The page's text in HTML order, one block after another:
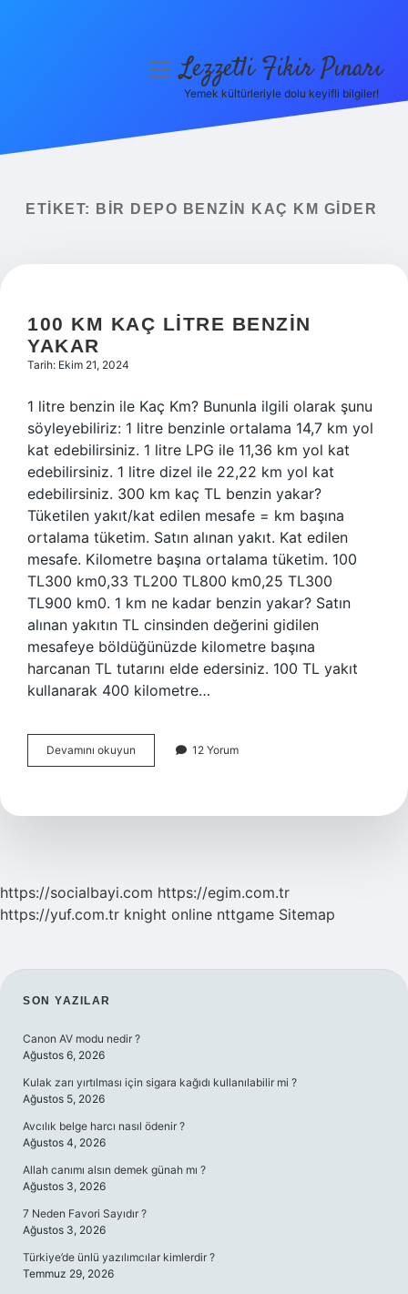
Yasal Uyarı
menüyüLezzetli Fikir Pınarı
Yemek kültürleriyle dolu keyifli bilgiler!
ETIKET: BIR DEPO BENZIN KAÇ KM GIDER
100 KM KAÇ LITRE BENZIN
YAKAR
Tarih: Ekim 21, 2024
1 litre benzin ile Kaç Km? Bununla ilgili olarak şunu
söyleyebiliriz: 1 litre benzinle ortalama 14,7 km yol
kat edebilirsiniz. 1 litre LPG ile 11,36 km yol kat
edebilirsiniz. 1 litre dizel ile 22,22 km yol kat
edebilirsiniz. 300 km kaç TL benzin yakar?
Tüketilen yakıt/kat edilen mesafe = km başına
ortalama tüketim. Satın alınan yakıt. Kat edilen
mesafe. Kilometre başına ortalama tüketim. 100
TL300 km0,33 TL200 TL800 km0,25 TL300
TL900 km0. 1 km ne kadar benzin yakar? Satın
alınan yakıtın TL cinsinden değerini gidilen
mesafeye böldüğünüzde kilometre başına
harcanan TL tutarını elde edersiniz. 100 TL yakıt
kullanarak 400 kilometre…
Devamını okuyun
Km
Benzin
12 Yorum
https://socialbayi.com https://egim.com.tr
https://yuf.com.tr knight online nttgame Sitemap
SIDEBAR
SON YAZILAR
Canon AV modu nedir ?
Ağustos 6, 2026
Kulak zarı yırtılması için sigara kağıdı kullanılabilir mi ?
Ağustos 5, 2026
Avcılık belge harcı nasıl ödenir ?
Ağustos 4, 2026
Allah canımı alsın demek günah mı ?
Ağustos 3, 2026
7 Neden Favori Sayıdır ?
Ağustos 3, 2026
Türkiye’de ünlü yazılımcılar kimlerdir ?
Temmuz 29, 2026